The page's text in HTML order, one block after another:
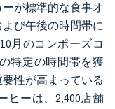
が標準的な食事オ
び午後の時間帯に
月のコンポーズコ
特定の時間帯を獲
性が高まっている
ヒーは、2,400店舗